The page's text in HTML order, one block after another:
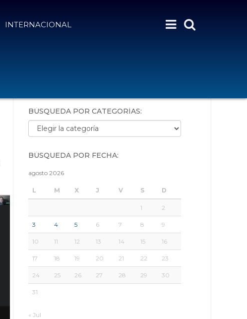
INTERNACIONAL
BÚSQUEDA POR CATEGORÍAS:
Búsqueda por categorías:
BÚSQUEDA POR FECHA:
agosto 2026
L M X J V S D
1 2
3 4 5 6 7 8 9
10 11 12 13 14 15 16
17 18 19 20 21 22 23
24 25 26 27 28 29 30
31
« Jul